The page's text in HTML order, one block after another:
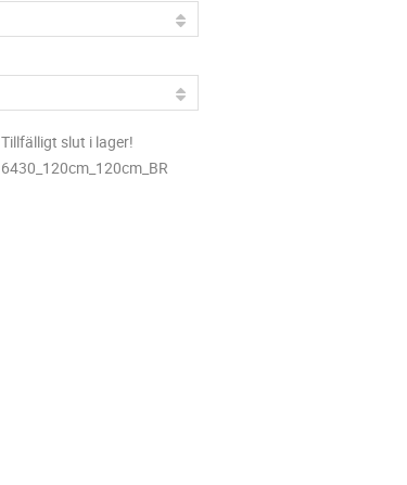
Tillfälligt slut i lager!
6430_120cm_120cm_BR